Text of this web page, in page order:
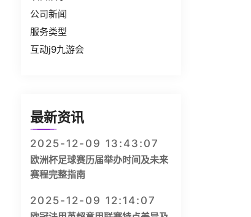
公司新闻
服务类型
互动j9九游会
最新资讯
2025-12-09 13:43:07
欧洲杯足球赛历届举办时间及未来
赛程完整指南
2025-12-09 12:14:07